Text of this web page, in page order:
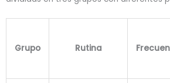
Grupo Rutina